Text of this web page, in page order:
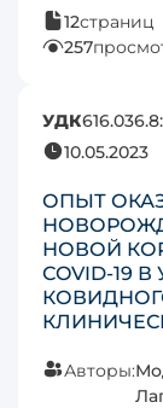
12страниц
257
УДК
10.05.2023
ОПЫТ
НОВОЙ
СOVID-19
Авторы: